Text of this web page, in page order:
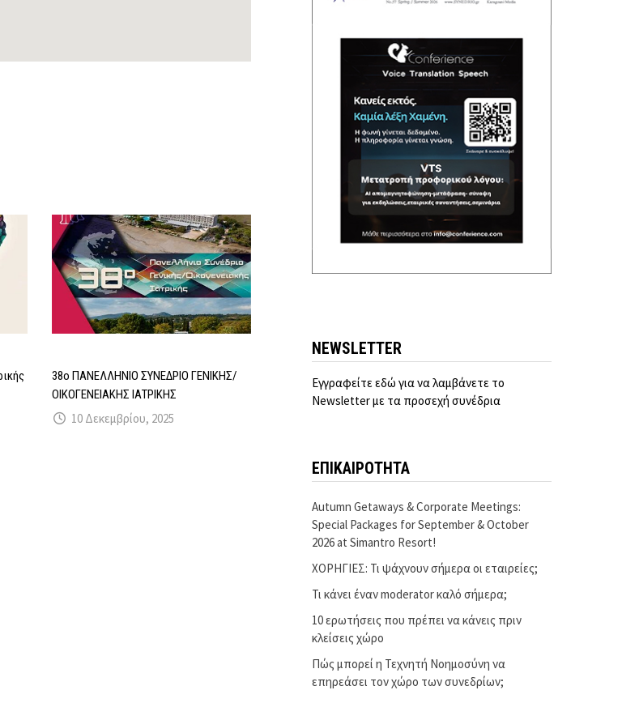
38ο ΠΑΝΕΛΛΗΝΙΟ ΣΥΝΕΔΡΙΟ ΓΕΝΙΚΗΣ/
ΟΙΚΟΓΕΝΕΙΑΚΗΣ ΙΑΤΡΙΚΗΣ
10 Δεκεμβρίου, 2025
NEWSLETTER
Εγγραφείτε εδώ για να λαμβάνετε το
Newsletter με τα προσεχή συνέδρια
ΕΠΙΚΑΙΡΟΤΗΤΑ
Autumn Getaways & Corporate Meetings:
Special Packages for September & October
2026 at Simantro Resort!
ΧΟΡΗΓΙΕΣ: Τι ψάχνουν σήμερα οι εταιρείες;
Τι κάνει έναν moderator καλό σήμερα;
10 ερωτήσεις που πρέπει να κάνεις πριν
κλείσεις χώρο
Πώς μπορεί η Τεχνητή Νοημοσύνη να
επηρεάσει τον χώρο των συνεδρίων;